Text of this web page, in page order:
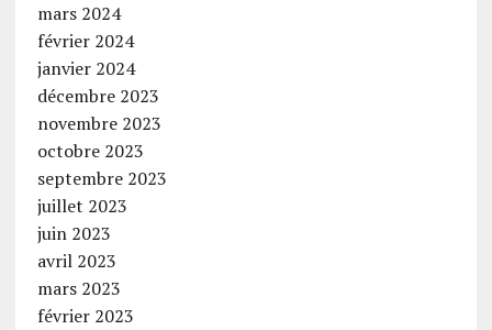
mars 2024
février 2024
janvier 2024
décembre 2023
novembre 2023
octobre 2023
septembre 2023
juillet 2023
juin 2023
avril 2023
mars 2023
février 2023